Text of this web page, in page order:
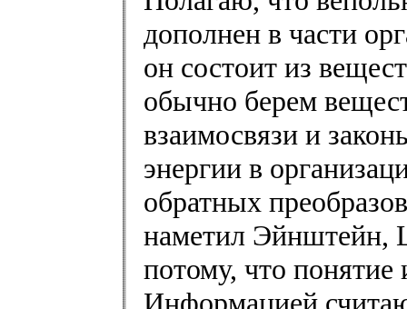
дополнен в части
он состоит из
обычно берем
взаимосвязи и
энергии в
обратных
наметил Эйнштейн,
потому, что
Информацией